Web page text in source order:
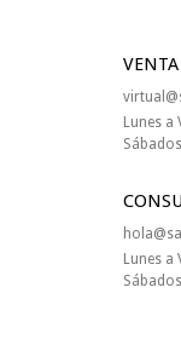
Lunes a
Lunes a